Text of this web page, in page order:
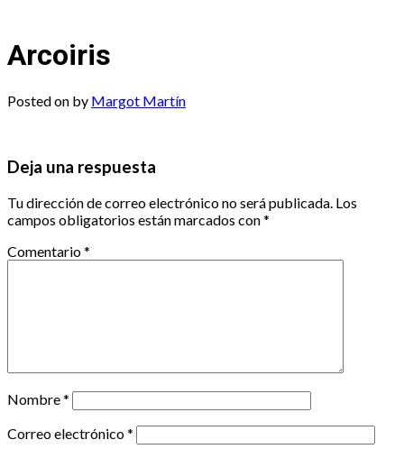
Arcoiris
Posted on by Margot Martín
Deja una respuesta
Tu dirección de correo electrónico no será publicada. Los
campos obligatorios están marcados con*
Comentario*
Nombre*
Correo electrónico*